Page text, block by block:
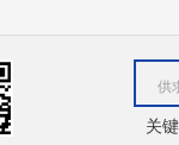
供
关